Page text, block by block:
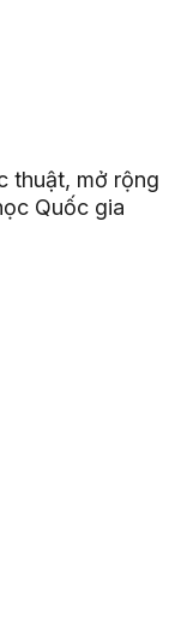
thuật, mở rộng
Quốc gia